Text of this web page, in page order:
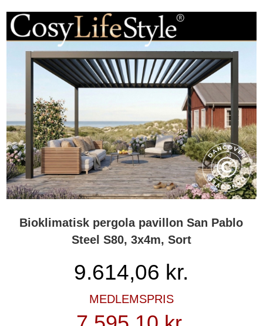
Bioklimatisk pergola pavillon San Pablo
Steel S80, 3x4m, Sort
9.614,06 kr.
MEDLEMSPRIS